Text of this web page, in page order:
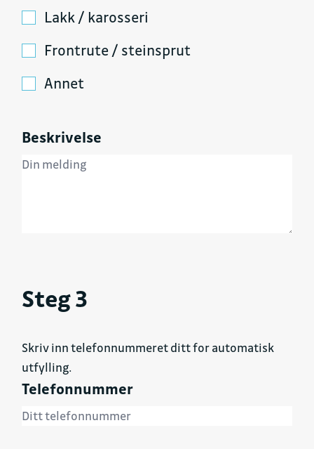
Lakk / karosseri
Frontrute / steinsprut
Annet
Beskrivelse
Steg 3
Skriv inn telefonnummeret ditt for automatisk
utfylling.
Telefonnummer